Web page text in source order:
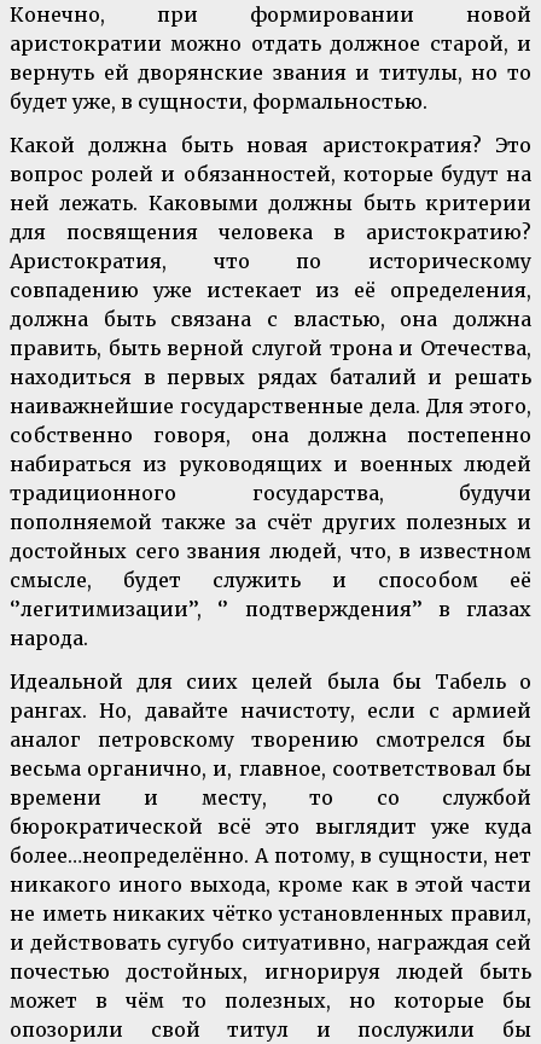
Конечно, при формировании новой
аристократии можно отдать должное старой, и
вернуть ей дворянские звания и титулы, но то
будет уже, в сущности, формальностью.
Какой должна быть новая аристократия? Это
вопрос ролей и обязанностей, которые будут на
ней лежать. Каковыми должны быть критерии
для посвящения человека в аристократию?
Аристократия, что по историческому
совпадению уже истекает из её определения,
должна быть связана с властью, она должна
править, быть верной слугой трона и Отечества,
находиться в первых рядах баталий и решать
наиважнейшие государственные дела. Для этого,
собственно говоря, она должна постепенно
набираться из руководящих и военных людей
традиционного государства, будучи
пополняемой также за счёт других полезных и
достойных сего звания людей, что, в известном
смысле, будет служить и способом её
‘’легитимизации’’, ‘’ подтверждения’’ в глазах
народа.
Идеальной для сиих целей была бы Табель о
рангах. Но, давайте начистоту, если с армией
аналог петровскому творению смотрелся бы
весьма органично, и, главное, соответствовал бы
времени и месту, то со службой
бюрократической всё это выглядит уже куда
более…неопределённо. А потому, в сущности, нет
никакого иного выхода, кроме как в этой части
не иметь никаких чётко установленных правил,
и действовать сугубо ситуативно, награждая сей
почестью достойных, игнорируя людей быть
может в чём то полезных, но которые бы
опозорили свой титул и послужили бы